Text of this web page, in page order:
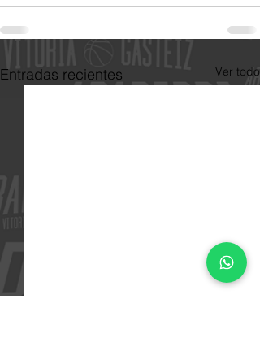
Entradas recientes Ver todo